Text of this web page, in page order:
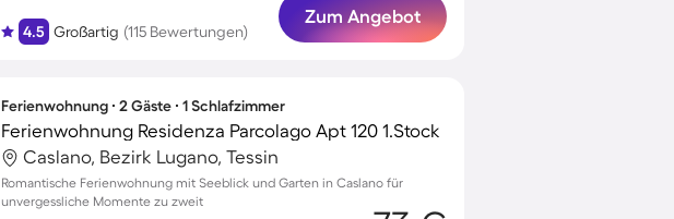
4.5 Großartig (115 Bewertungen)
Zum Angebot
Ferienwohnung ∙ 2 Gäste ∙ 1 Schlafzimmer
Ferienwohnung Residenza Parcolago Apt 120 1.Stock
Caslano, Bezirk Lugano, Tessin
Romantische Ferienwohnung mit Seeblick und Garten in Caslano für
unvergessliche Momente zu zweit